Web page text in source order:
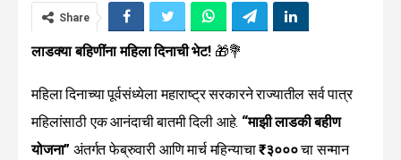
Share
लाडक्या बहिणींना महिला दिनाची भेट!🎁💐
महिला दिनाच्या पूर्वसंध्येला महाराष्ट्र सरकारने राज्यातील सर्व पात्र
महिलांसाठी एक आनंदाची बातमी दिली आहे. “माझी लाडकी बहीण
योजना” अंतर्गत फेब्रुवारी आणि मार्च महिन्याचा₹३०००चा सन्मान